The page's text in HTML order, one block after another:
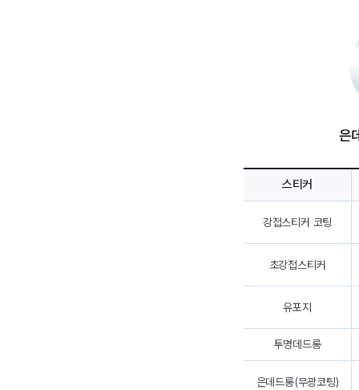
스티커
강접스티커 코팅
초강접스티커
유포지
투명데드롱
은데드롱(무광코팅)